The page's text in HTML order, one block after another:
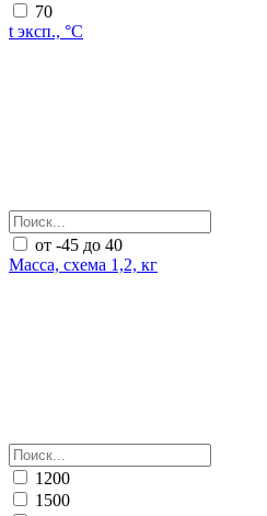
70
t эксп., °С
от -45 до 40
Масса, схема 1,2, кг
1200
1500